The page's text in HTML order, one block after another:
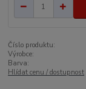
Číslo produktu:
Výrobce:
Barva:
Hlídat cenu / dostupnost